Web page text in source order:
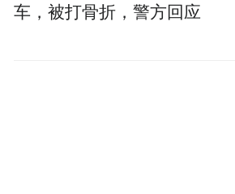
车，被打骨折，警方回应